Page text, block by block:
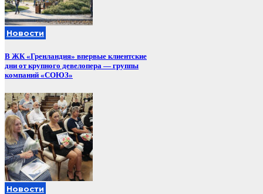
Новости
В ЖК «Гренландия» впервые клиентские
дни от крупного девелопера — группы
компаний «СОЮЗ»
Новости